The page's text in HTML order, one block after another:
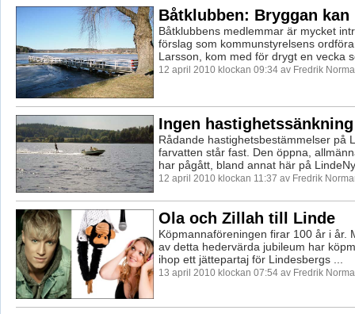
Båtklubben: Bryggan kan
Båtklubbens medlemmar är mycket
förslag som kommunstyrelsens
Larsson, kom med för drygt en vecka
12 april 2010 klockan 09:34 av Fredrik
Ingen
Rådande hastighetsbestämmelser på
farvatten står fast. Den öppna,
har pågått, bland annat här på
12 april 2010 klockan 11:37 av Fredrik
Ola och Zillah till Linde
Köpmannaföreningen firar 100 år i år.
av detta hedervärda jubileum har
ihop ett jättepartaj för Lindesbergs ...
13 april 2010 klockan 07:54 av Fredrik